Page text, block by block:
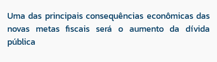
Uma das principais consequências econômicas das
novas metas fiscais será o aumento da dívida
pública